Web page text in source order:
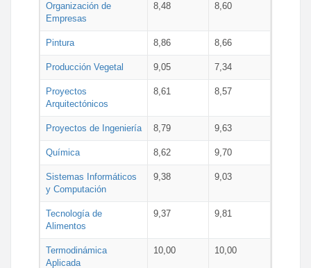
Organización de
Empresas
8,48 8,60
Pintura 8,86 8,66
Producción Vegetal 9,05 7,34
Proyectos
Arquitectónicos
8,61 8,57
Proyectos de Ingeniería 8,79 9,63
Química 8,62 9,70
Sistemas Informáticos
y Computación
9,38 9,03
Tecnología de
Alimentos
9,37 9,81
Termodinámica
Aplicada
10,00 10,00